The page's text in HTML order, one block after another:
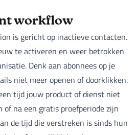
workflow
is gericht op inactieve contacten.
te activeren en weer betrokken
Denk aan abonnees op je
niet meer openen of doorklikken.
tijd jouw product of dienst niet
of na een gratis proefperiode zijn
de tijd die verstreken is sinds hun